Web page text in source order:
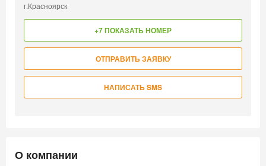
г.Красноярск
+7 ПОКАЗАТЬ НОМЕР
ОТПРАВИТЬ ЗАЯВКУ
НАПИСАТЬ SMS
О компании